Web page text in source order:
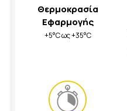
Θερμοκρασία
Εφαρμογής
+5°C ως +35°C